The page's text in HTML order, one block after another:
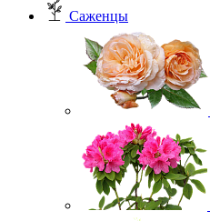
Саженцы